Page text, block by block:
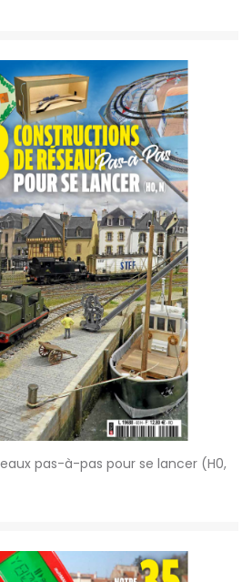
pas-à-pas pour se lancer (H0,